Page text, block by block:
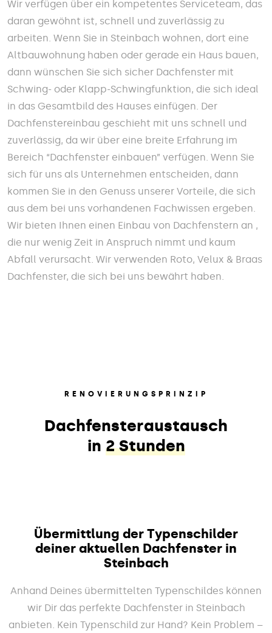
Wir verfügen über ein kompetentes Serviceteam, das
daran gewöhnt ist, schnell und zuverlässig zu
arbeiten. Wenn Sie in Steinbach wohnen, dort eine
Altbauwohnung haben oder gerade ein Haus bauen,
dann wünschen Sie sich sicher Dachfenster mit
Schwing- oder Klapp-Schwingfunktion, die sich ideal
in das Gesamtbild des Hauses einfügen. Der
Dachfenstereinbau geschieht mit uns schnell und
zuverlässig, da wir über eine breite Erfahrung im
Bereich “Dachfenster einbauen” verfügen. Wenn Sie
sich für uns als Unternehmen entscheiden, dann
kommen Sie in den Genuss unserer Vorteile, die sich
aus dem bei uns vorhandenen Fachwissen ergeben.
Wir bieten Ihnen einen Einbau von Dachfenstern an ,
die nur wenig Zeit in Anspruch nimmt und kaum
Abfall verursacht. Wir verwenden Roto, Velux & Braas
Dachfenster, die sich bei uns bewährt haben.
RENOVIERUNGSPRINZIP
Dachfensteraustausch
in 2 Stunden
Übermittlung der Typenschilder
deiner aktuellen Dachfenster in
Steinbach
Anhand Deines übermittelten Typenschildes können
wir Dir das perfekte Dachfenster in Steinbach
anbieten. Kein Typenschild zur Hand? Kein Problem –